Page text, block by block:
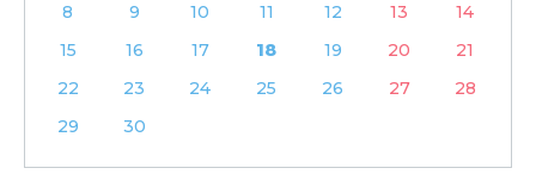
8
9 10 11 12 13
14
15
16 17 18 19 20
21
22
23 24 25 26 27
28
29
30